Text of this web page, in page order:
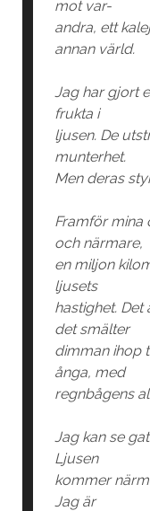
mot var-
andra, ett
annan värld.
Jag har gjort
frukta i
ljusen. De
munterhet.
Men deras
Framför mina
och närmare,
en miljon
ljusets
hastighet. Det
det smälter
dimman ihop
ånga, med
regnbågens
Jag kan se
Ljusen
kommer
Jag är